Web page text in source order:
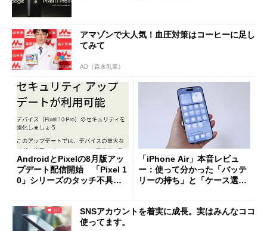
アマゾンで大人気！血圧対策はコーヒーに足し
てみて
AD（森永乳業）
AndroidとPixelの8月版アッ
プデート配信開始 「Pixel 1
0」シリーズのタッチ不具合
「iPhone Air」本音レビュ
ー：使って分かった「バッテ
リーの持ち」と「ケース選
SNSアカウントを着実に成長。実はみんなココ
使ってます。